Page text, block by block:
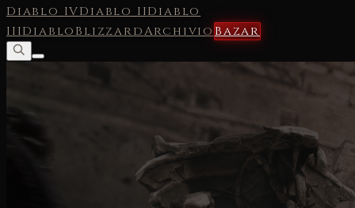
Diablo IVDiablo IIDiablo
IIIDiabloBlizzardArchivioBazar